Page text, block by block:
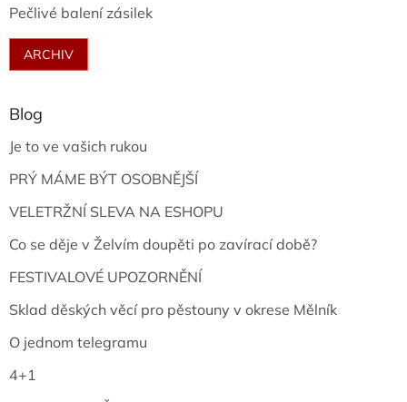
Pečlivé balení zásilek
ARCHIV
Blog
Je to ve vašich rukou
PRÝ MÁME BÝT OSOBNĚJŠÍ
VELETRŽNÍ SLEVA NA ESHOPU
Co se děje v Želvím doupěti po zavírací době?
FESTIVALOVÉ UPOZORNĚNÍ
Sklad děských věcí pro pěstouny v okrese Mělník
O jednom telegramu
4+1